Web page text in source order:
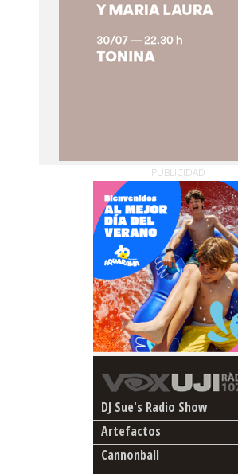
PUBLICIDAD
DJ Sue's Radio Show
Artefactos
Cannonball